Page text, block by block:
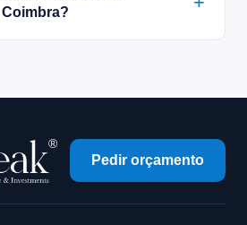
Pedir orçamento